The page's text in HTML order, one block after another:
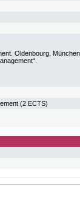
Oldenbourg,
(2 ECTS)